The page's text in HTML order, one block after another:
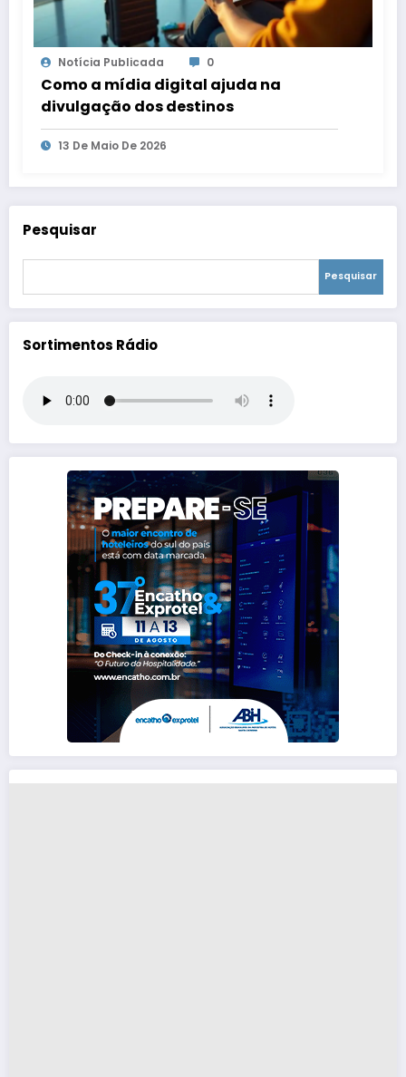
Notícia Publicada 0
Como a mídia digital ajuda na
divulgação dos destinos
13 De Maio De 2026
Pesquisar
Pesquisar
Sortimentos Rádio